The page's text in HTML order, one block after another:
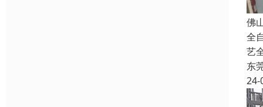
佛
全
艺
东
24-